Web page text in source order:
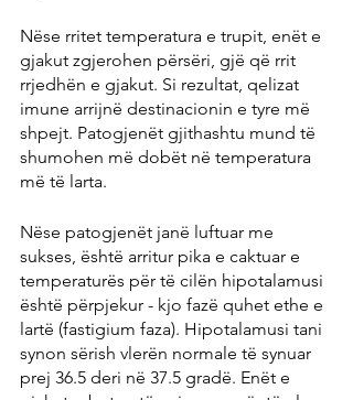
Nëse rritet temperatura e trupit, enët e
gjakut zgjerohen përsëri, gjë që rrit
rrjedhën e gjakut. Si rezultat, qelizat
imune arrijnë destinacionin e tyre më
shpejt. Patogjenët gjithashtu mund të
shumohen më dobët në temperatura
më të larta.
Nëse patogjenët janë luftuar me
sukses, është arritur pika e caktuar e
temperaturës për të cilën hipotalamusi
është përpjekur - kjo fazë quhet ethe e
lartë (fastigium faza). Hipotalamusi tani
synon sërish vlerën normale të synuar
prej 36.5 deri në 37.5 gradë. Enët e